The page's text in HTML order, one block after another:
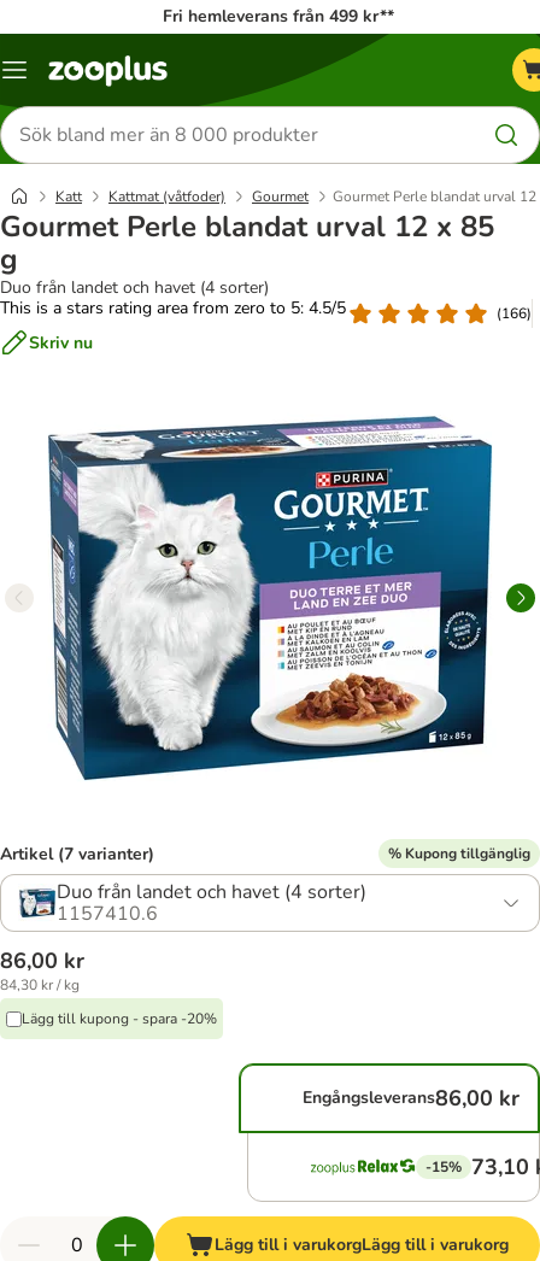
Fri hemleverans från 499 kr**
Katalogmeny
Sök
efter
produkter
Katt Kattmat (våtfoder) Gourmet Gourmet Perle blandat urval 12
Gourmet Perle blandat urval 12 x 85
g
Duo från landet och havet (4 sorter)
This is a stars rating area from zero to 5: 4.5/5
(166)
Skriv nu
Artikel (7 varianter) % Kupong tillgänglig
Duo från landet och havet (4 sorter)
1157410.6
86,00 kr
84,30 kr / kg
Lägg till kupong - spara -20%
Engångsleverans86,00 kr
-15% 73,10
Lägg till i varukorgLägg till i varukorg